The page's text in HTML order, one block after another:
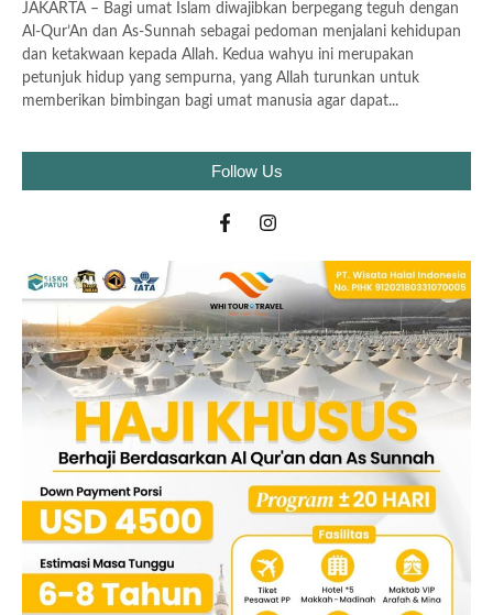
JAKARTA – Bagi umat Islam diwajibkan berpegang teguh dengan
Al-Qur’An dan As-Sunnah sebagai pedoman menjalani kehidupan
dan ketakwaan kepada Allah. Kedua wahyu ini merupakan
petunjuk hidup yang sempurna, yang Allah turunkan untuk
memberikan bimbingan bagi umat manusia agar dapat...
Follow Us